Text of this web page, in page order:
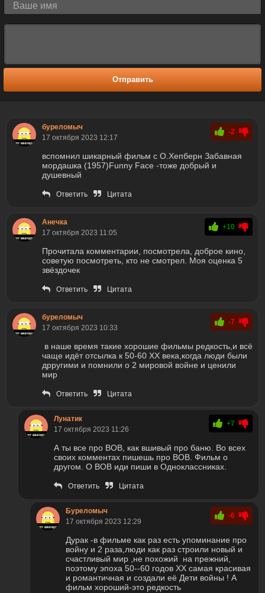
Отправить
буреломыч
17 октября 2023 12:17
-2
вспомнил шикарный фильм с О.Хепберн Забавная
мордашка (1957)Funny Face -тоже добрый и
душевный
Ответить Цитата
Анечка
17 октября 2023 11:05
+10
Прочитала комментарии, посмотрела, доброе кино,
советую посмотреть, кто не смотрел. Моя оценка 5
звёздочек
Ответить Цитата
буреломыч
17 октября 2023 10:33
-7
в наше время такие хорошие фильмы редкость,и всё
чаще идёт отсылка к 50-60 ХХ века,когда люди были
дрругими и помнили о 2 мировой войне и ценили
мир
Ответить Цитата
Лунатик
17 октября 2023 11:26
+7
А ты все про ВОВ, как вшивый про баню. Во всех
своих комментах пишешь про ВОВ. Фильм о
другом. О ВОВ иди пиши в Одноклассниках.
Ответить Цитата
Буреломыч
17 октября 2023 12:29
-6
Дурак -в фильме как раз есть упоминание про
войну и 2 раза,люди как раз строили новый и
счастливый мир ,не похожий на прежний,
поэтому эпоха 50--60 годов ХХ самая красивая
и романтичная и создали её Дети войны ! А
фильм хороший-это редкость